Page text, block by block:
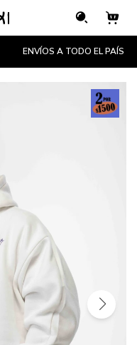
ENVÍOS A TODO EL PAÍS